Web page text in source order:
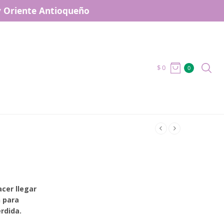
Oriente Antioqueño
$0 0
llegar
para